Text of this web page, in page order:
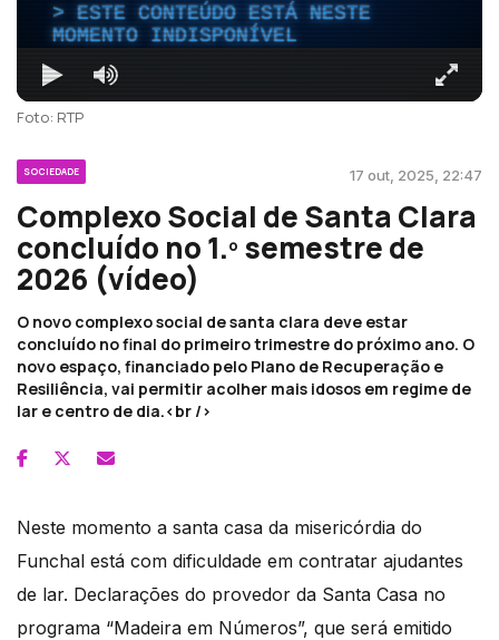
ESTE CONTEÚDO ESTÁ NESTE
MOMENTO INDISPONÍVEL
Foto: RTP
SOCIEDADE 17 out, 2025, 22:47
Complexo Social de Santa Clara
concluído no 1.º semestre de
2026 (vídeo)
O novo complexo social de santa clara deve estar
concluído no final do primeiro trimestre do próximo ano. O
novo espaço, financiado pelo Plano de Recuperação e
Resiliência, vai permitir acolher mais idosos em regime de
lar e centro de dia.<br />
Neste momento a santa casa da misericórdia do
Funchal está com dificuldade em contratar ajudantes
de lar. Declarações do provedor da Santa Casa no
programa “Madeira em Números”, que será emitido